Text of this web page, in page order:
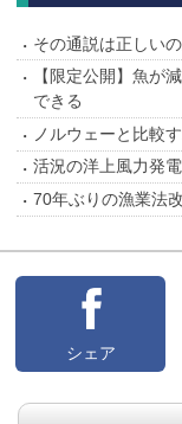
その通説は正しい
【限定公開】魚が
できる
ノルウェーと比較
活況の洋上風力発
70年ぶりの漁業法
シェア